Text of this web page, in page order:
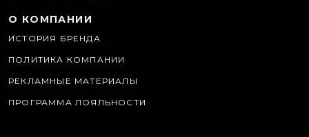
О КОМПАНИИ
ИСТОРИЯ БРЕНДА
ПОЛИТИКА КОМПАНИИ
РЕКЛАМНЫЕ МАТЕРИАЛЫ
ПРОГРАММА ЛОЯЛЬНОСТИ